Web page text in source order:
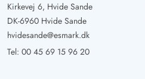
Kirkevej 6, Hvide Sande
DK-6960 Hvide Sande
hvidesande@esmark.dk
Tel: 00 45 69 15 96 20